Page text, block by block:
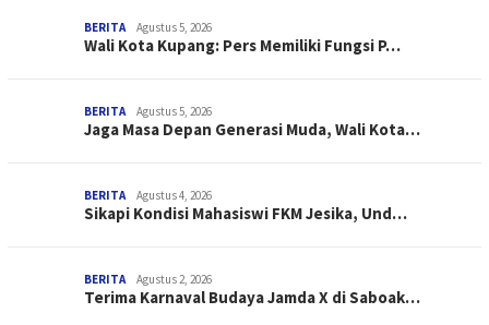
BERITA Agustus 5, 2026
Wali Kota Kupang: Pers Memiliki Fungsi P…
BERITA Agustus 5, 2026
Jaga Masa Depan Generasi Muda, Wali Kota…
BERITA Agustus 4, 2026
Sikapi Kondisi Mahasiswi FKM Jesika, Und…
BERITA Agustus 2, 2026
Terima Karnaval Budaya Jamda X di Saboak…